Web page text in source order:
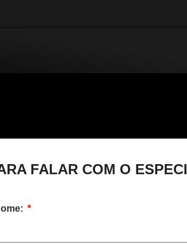
FALAR COM O